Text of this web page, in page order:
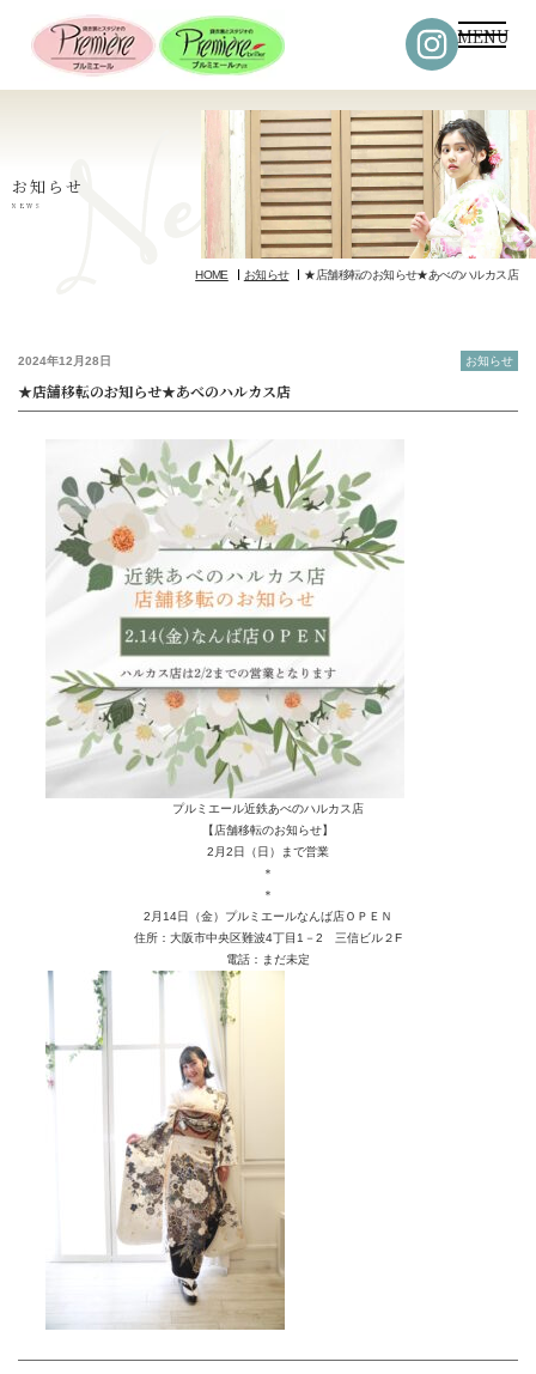
MENU
HOME お知らせ ★店舗移転のお知らせ★あべのハルカス店
お知らせ
NEWS
2024年12月28日 お知らせ
★店舗移転のお知らせ★あべのハルカス店
プルミエール近鉄あべのハルカス店
【店舗移転のお知らせ】
2月2日（日）まで営業
＊
＊
2月14日（金）プルミエールなんば店ＯＰＥＮ
住所：大阪市中央区難波4丁目1－2 三信ビル２F
電話：まだ未定